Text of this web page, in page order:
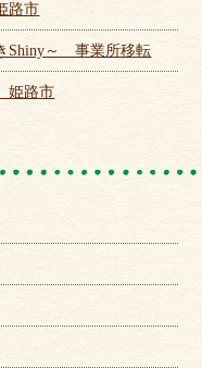
路市
Shiny～ 事業所移転
姫路市